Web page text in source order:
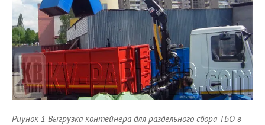
Риунок 1 Выгрузка контейнера для раздельного сбора ТБО в